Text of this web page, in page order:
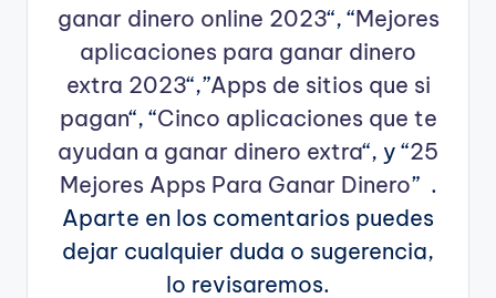
ganar dinero online 2023“, “Mejores
aplicaciones para ganar dinero
extra 2023“,”Apps de sitios que si
pagan“, “Cinco aplicaciones que te
ayudan a ganar dinero extra“, y “25
Mejores Apps Para Ganar Dinero” .
Aparte en los comentarios puedes
dejar cualquier duda o sugerencia,
lo revisaremos.